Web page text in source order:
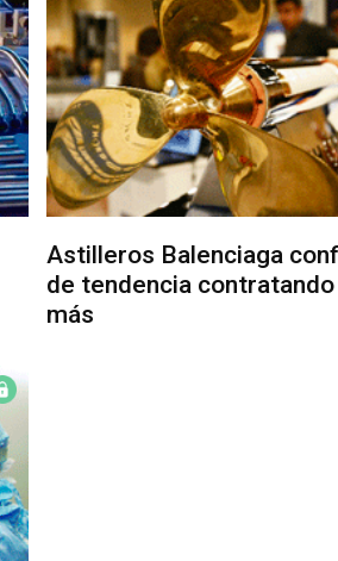
Astilleros Balenciaga
de tendencia
más